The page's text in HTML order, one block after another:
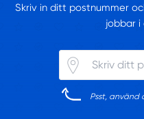
Skriv in ditt postnummer
jobbar
Psst, använd